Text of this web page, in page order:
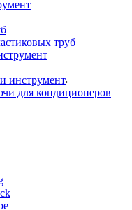
труб
инструмент
для кондиционеров